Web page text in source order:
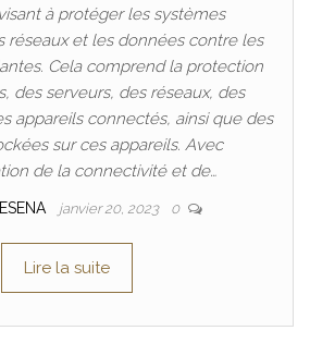
à protéger les systèmes
réseaux et les données contre les
Cela comprend la protection
des serveurs, des réseaux, des
appareils connectés, ainsi que des
sur ces appareils. Avec
de la connectivité et de…
janvier 20, 2023 0
Lire la suite